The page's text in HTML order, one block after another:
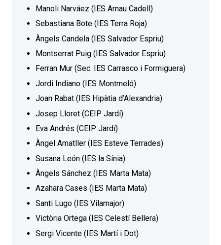
Manoli Narváez (IES Arnau Cadell)
Sebastiana Bote (IES Terra Roja)
Àngels Candela (IES Salvador Espriu)
Montserrat Puig (IES Salvador Espriu)
Ferran Mur (Sec. IES Carrasco i Formiguera)
Jordi Indiano (IES Montmeló)
Joan Rabat (IES Hipàtia d’Alexandria)
Josep Lloret (CEIP Jardí)
Eva Andrés (CEIP Jardí)
Àngel Amatller (IES Esteve Terrades)
Susana León (IES la Sínia)
Àngels Sánchez (IES Marta Mata)
Azahara Cases (IES Marta Mata)
Santi Lugo (IES Vilamajor)
Victòria Ortega (IES Celestí Bellera)
Sergi Vicente (IES Martí i Dot)